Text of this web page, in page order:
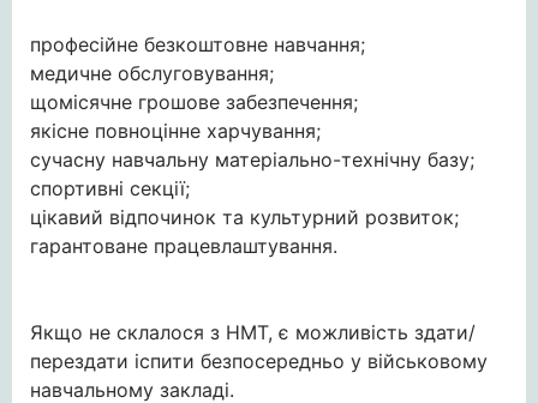
професійне безкоштовне навчання;
медичне обслуговування;
щомісячне грошове забезпечення;
якісне повноцінне харчування;
сучасну навчальну матеріально-технічну базу;
спортивні секції;
цікавий відпочинок та культурний розвиток;
гарантоване працевлаштування.
Якщо не склалося з НМТ, є можливість здати/
перездати іспити безпосередньо у військовому
навчальному закладі.